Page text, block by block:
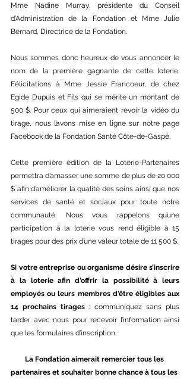
Mme Nadine Murray, présidente du Conseil
d’Administration de la Fondation et Mme Julie
Bernard, Directrice de la Fondation.
Nous sommes donc heureux de vous annoncer le
nom de la première gagnante de cette loterie.
Félicitations à Mme Jessie Francoeur, de chez
Egide Dupuis et Fils qui se mérite un montant de
500 $. Pour ceux qui aimeraient revoir la vidéo du
tirage, nous l’avons mise en ligne sur notre page
Facebook de la Fondation Santé Côte-de-Gaspé.
Cette première édition de la Loterie-Partenaires
permettra d’amasser une somme de plus de 20 000
$ afin d’améliorer la qualité des soins ainsi que nos
services de santé et sociaux pour toute notre
communauté. Nous vous rappelons qu’une
participation à la loterie vous rend éligible à 15
tirages pour des prix d’une valeur totale de 11 500 $.
Si votre entreprise ou organisme désire s’inscrire
à la loterie afin d’offrir la possibilité à leurs
employés ou leurs membres d’être éligibles aux
14 prochains tirages : communiquez sans plus
tarder avec nous pour recevoir l’information ainsi
que les formulaires d’inscription.
La Fondation aimerait remercier tous les
partenaires et souhaiter bonne chance à tous les